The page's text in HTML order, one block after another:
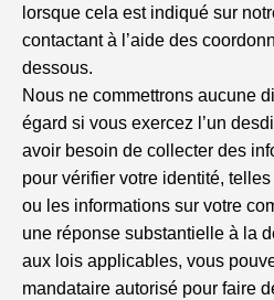
lorsque cela est indiqué sur
contactant à l’aide des
dessous.
Nous ne commettrons aucune
égard si vous exercez l’un
avoir besoin de collecter des
pour vérifier votre identité,
ou les informations sur votre
une réponse substantielle à la
aux lois applicables, vous
mandataire autorisé pour faire